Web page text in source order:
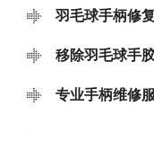
羽毛球手柄修
移除羽毛球手
专业手柄维修